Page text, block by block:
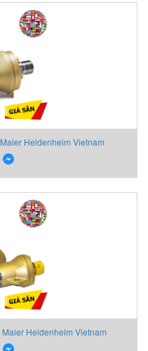
Heidenheim Vietnam
Heidenheim Vietnam